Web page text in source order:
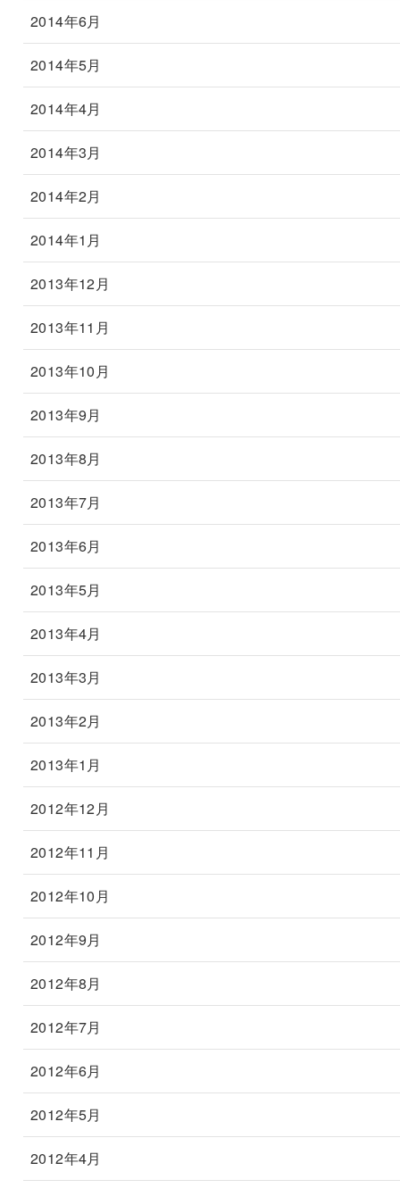
2014年6月
2014年5月
2014年4月
2014年3月
2014年2月
2014年1月
2013年12月
2013年11月
2013年10月
2013年9月
2013年8月
2013年7月
2013年6月
2013年5月
2013年4月
2013年3月
2013年2月
2013年1月
2012年12月
2012年11月
2012年10月
2012年9月
2012年8月
2012年7月
2012年6月
2012年5月
2012年4月